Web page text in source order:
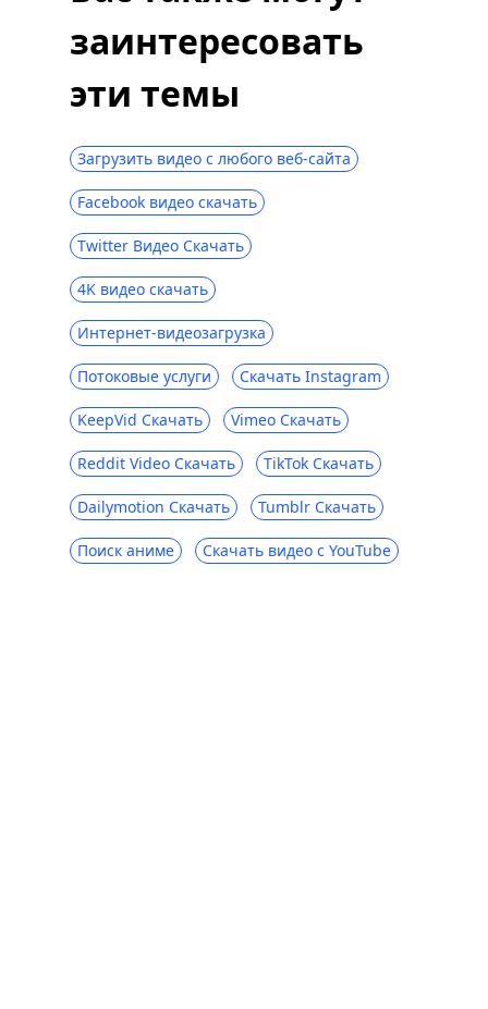
заинтересовать
эти темы
Загрузить видео с любого веб-сайта
Facebook видео скачать
Twitter Видео Скачать
4K видео скачать
Интернет-видеозагрузка
Потоковые услуги Скачать Instagram
KeepVid Скачать Vimeo Скачать
Reddit Video Скачать TikTok Скачать
Dailymotion Скачать Tumblr Скачать
Поиск аниме Скачать видео с YouTube